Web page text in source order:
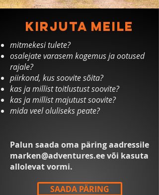
KIRJUTA MEILE
mitmekesi tulete?
osalejate varasem kogemus ja ootused
rajale?
piirkond, kus soovite sõita?
kas ja millist toitlustust soovite?
kas ja millist majutust soovite?
mida veel oluliseks peate?
Palun saada oma päring aadressile
marken@adventures.eevõi kasuta
allolevat vormi.
SAADA PÄRING